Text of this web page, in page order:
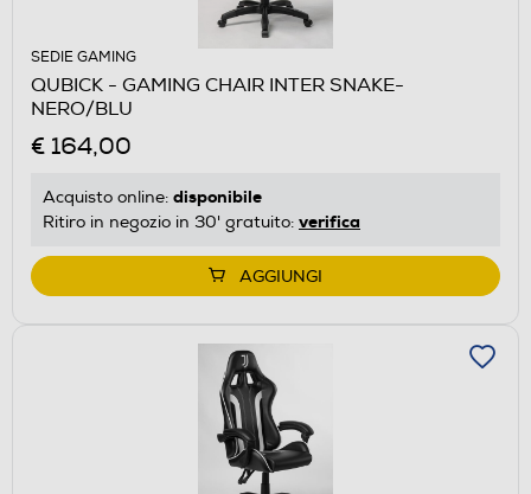
SEDIE GAMING
QUBICK - GAMING CHAIR INTER SNAKE-
NERO/BLU
€ 164,00
Acquisto online: disponibile
Ritiro in negozio in 30' gratuito: verifica
AGGIUNGI